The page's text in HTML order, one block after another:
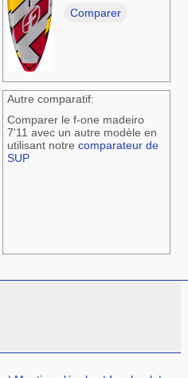
Comparer
Autre comparatif:
Comparer le f-one madeiro
7'11 avec un autre modèle en
utilisant notre comparateur de
SUP